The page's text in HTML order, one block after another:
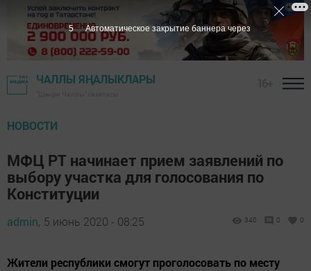
ЧАЛЛЫ ЯҢАЛЫКЛАРЫ
НОВОСТИ
МФЦ РТ начинает прием заявлений по
выбору участка для голосования по
Конституции
admin, 5 июнь 2020 - 08:25 340 0 0
Жители республики смогут проголосовать по месту
4 Автоматическое закрытие баннера через